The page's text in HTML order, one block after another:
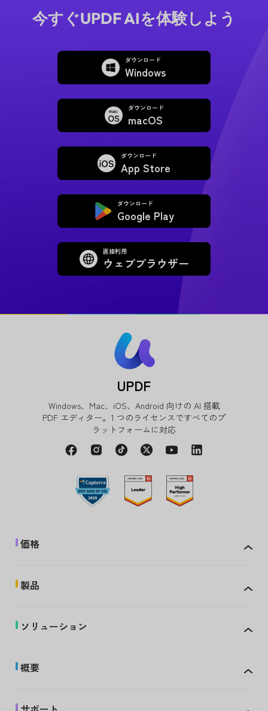
今すぐUPDF AIを体験しよう
ダウンロード
Windows
ダウンロード
macOS
ダウンロード
App Store
ダウンロード
Google Play
直接利用
ウェブブラウザー
UPDF
Windows、Mac、iOS、Android 向けの AI 搭載
PDF エディター。1 つのライセンスですべてのプ
ラットフォームに対応
価格
製品
ソリューション
概要